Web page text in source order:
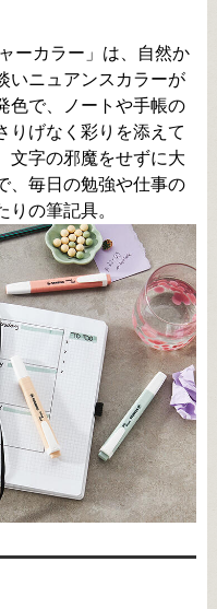
ーカラー」は、自然か
いニュアンスカラーが
色で、ノートや手帳の
りげなく彩りを添えて
文字の邪魔をせずに大
、毎日の勉強や仕事の
の筆記具。